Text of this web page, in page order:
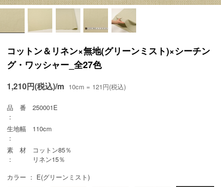
コットン＆リネン×無地(グリーンミスト)×シーチン
グ・ワッシャー_全27色
1,210円(税込)/m 10cm = 121円(税込)
品 番
：
250001E
生地幅
：
110cm
素 材
：
コットン85％
リネン15％
カラー ： E(グリーンミスト)